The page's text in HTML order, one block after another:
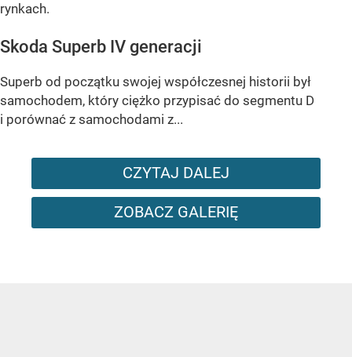
rynkach.
Skoda Superb IV generacji
Superb od początku swojej współczesnej historii był
samochodem, który ciężko przypisać do segmentu D
i porównać z samochodami z...
CZYTAJ DALEJ
ZOBACZ GALERIĘ